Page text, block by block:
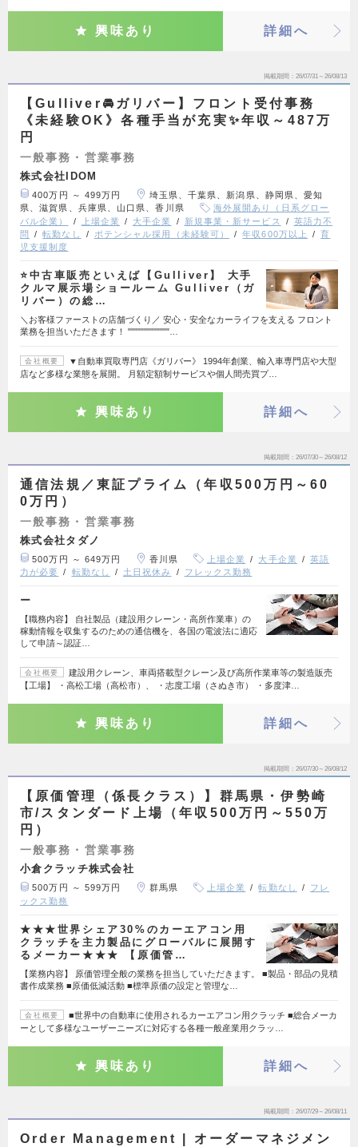
興味あり 詳細へ
掲載期間 26/07/31～26/08/13
【Gulliver🚘ガリバー】フロント受付事務
《未経験OK》各種手当が充実✨年収～487万
円
一般事務・営業事務
株式会社IDOM
400万円 ～ 499万円
埼玉県、千葉県、新潟県、静岡県、愛知
県、滋賀県、兵庫県、山口県、香川県
海外展開あり（日系グロー
バル企業）
上場企業 大手企業 新規事業・新サービス
英語力不
問
転勤なし ポテンシャル採用（未経験可） 年収600万以上
育
児支援制度
⭐中古車販売といえば【Gulliver】 大手
クルマ展示場ショールーム Gulliver（ガ
リバー）の総…
＼お客様ファーストの店舗づくり／ 安心・安全なカーライフを支える フロント
業務を担当いただきます！ """""""""""""…
会社概要
▼自動車買取専門店《ガリバー》 1994年創業、輸入車専門店や大型
店など多様な業態を展開。 月額定額制サービスや個人間売買プ…
興味あり 詳細へ
掲載期間 26/07/30～26/08/12
通信法規／東証プライム（年収500万円～60
0万円）
一般事務・営業事務
株式会社タダノ
500万円 ～ 649万円 香川県 上場企業 大手企業
英語
力が必要
転勤なし 土日祝休み フレックス勤務
ー
【職務内容】 自社製品（建設用クレーン・高所作業車）の
稼動情報を収集するのための通信機を、各国の電波法に適応
して申請～認証…
会社概要
建設用クレーン、車両搭載型クレーン及び高所作業車等の製造販売
【工場】 ・高松工場（高松市）、 ・志度工場（さぬき市） ・多度津…
興味あり 詳細へ
掲載期間 26/07/30～26/08/12
【原価管理（係長クラス）】群馬県・伊勢崎
市/スタンダード上場（年収500万円～550万
円）
一般事務・営業事務
小倉クラッチ株式会社
500万円 ～ 599万円 群馬県 上場企業 転勤なし
フレ
ックス勤務
★★★世界シェア30%のカーエアコン用
クラッチを主力製品にグローバルに展開す
るメーカー★★★ 【原価管…
【業務内容】 原価管理全般の業務を担当していただきます。 ■製品・部品の見積
書作成業務 ■原価低減活動 ■標準原価の設定と管理な…
会社概要
■世界中の自動車に使用されるカーエアコン用クラッチ ■総合メーカ
ーとして多様なユーザーニーズに対応する各種一般産業用クラッ…
興味あり 詳細へ
掲載期間 26/07/29～26/08/11
Order Management | オーダーマネジメン